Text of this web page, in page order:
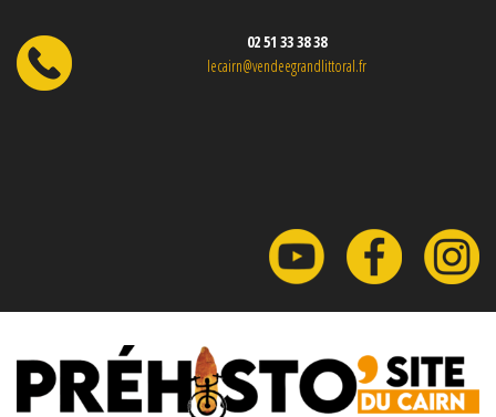
02 51 33 38 38
lecairn@vendeegrandlittoral.fr